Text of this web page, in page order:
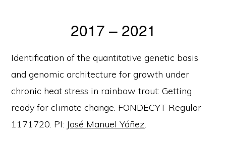
2017 – 2021
Identification of the quantitative genetic basis
and genomic architecture for growth under
chronic heat stress in rainbow trout: Getting
ready for climate change. FONDECYT Regular
1171720. PI: José Manuel Yáñez.